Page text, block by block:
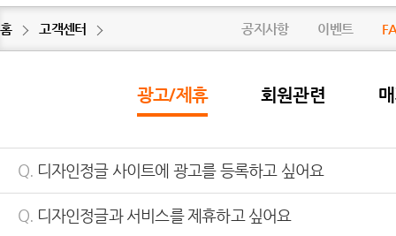
홈 고객센터 공지사항 이벤트
광고/제휴 회원관련
Q. 디자인정글 사이트에 광고를 등록하고 싶어요
Q. 디자인정글과 서비스를 제휴하고 싶어요